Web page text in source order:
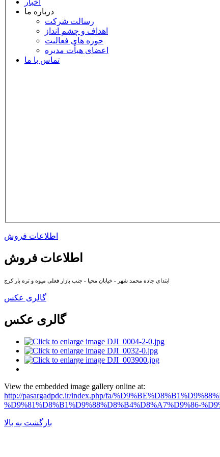
اخبار
درباره ما
رسالت شرکت
اهداف و چشم انداز
حوزه های فعالیت
اعضای هیأت مدیره
تماس با ما
اطلاعات فروش
اطلاعات فروش
ابتداي جاده محمد شهر - خیابان محیا - جنب بازار فعلی میوه و تره بار كرج
گالری عکس
گالری عکس
View the embedded image gallery online at:
http://pasargadpdc.ir/index.php/fa/
%D9%81%D8%B1%D9%88%D8%B4%D8%A7%D9%86-
بازگشت به بالا